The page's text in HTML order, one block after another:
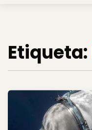
Etiqueta: